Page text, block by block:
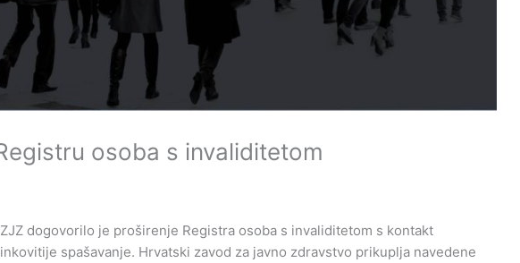
osoba s invaliditetom
dogovorilo je proširenje Registra osoba s invaliditetom s kontakt
spašavanje. Hrvatski zavod za javno zdravstvo prikuplja navedene